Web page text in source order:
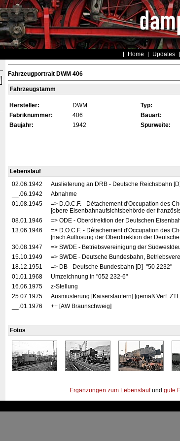
Home Updates
Fahrzeugportrait DWM 406
Fahrzeugstamm
Hersteller: DWM Typ:
Fabriknummer:
406 Bauart:
Baujahr:
1942 Spurweite:
Lebenslauf
02.06.1942
Auslieferung an DRB - Deutsche Reichsbahn
__.06.1942
Abnahme
01.08.1945
=> D.O.C.F. - Détachement d'Occupation des
[obere Eisenbahnaufsichtsbehörde der
08.01.1946
=> ODE - Oberdirektion der Deutschen
13.06.1946
=> D.O.C.F. - Détachement d'Occupation des
[nach Auflösung der Oberdirektion der
30.08.1947
=> SWDE - Betriebsvereinigung der
15.10.1949
=> SWDE - Deutsche Bundesbahn,
18.12.1951
=> DB - Deutsche Bundesbahn [D] "50 2232"
01.01.1968
Umzeichnung in "052 232-6"
16.06.1975
z-Stellung
25.07.1975
Ausmusterung [Kaiserslautern] [gemäß Verf.
__.01.1976
++ [AW Braunschweig]
Fotos
Ergänzungen zum Lebenslaufund gute